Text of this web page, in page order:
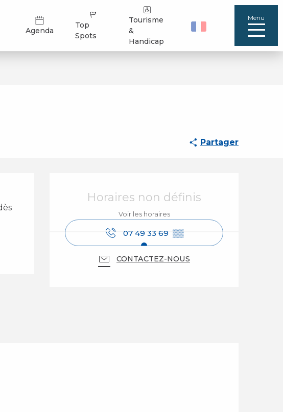
Agenda
Top
Spots
Tourisme
&
Handicap
Menu
Partager
Ouverture et
Horaires non définis
Voir les horaires
07 49 33 69 ▒▒
CONTACTEZ-NOUS